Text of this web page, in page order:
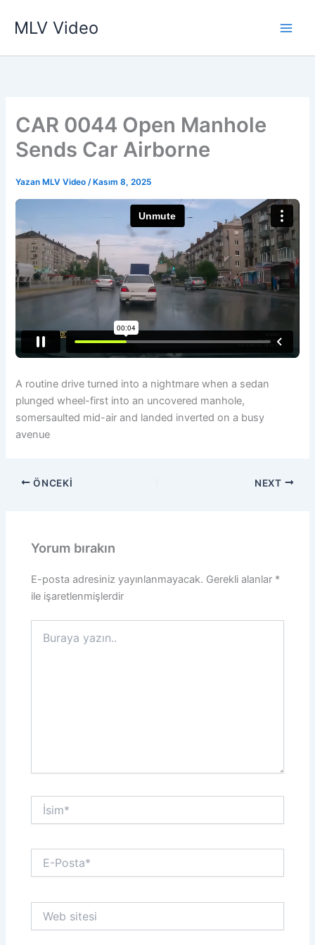
atlaMLV Video
CAR 0044 Open Manhole
Sends Car Airborne
Yazan MLV Video/ Kasım 8, 2025
A routine drive turned into a nightmare when a sedan
plunged wheel-first into an uncovered manhole,
somersaulted mid-air and landed inverted on a busy
avenue
ÖNCEKI NEXT
Yorum bırakın
E-posta adresiniz yayınlanmayacak. Gerekli alanlar *
ile işaretlenmişlerdir
yazın..
İsim*
Posta*
sitesi